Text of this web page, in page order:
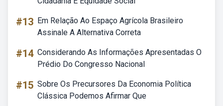
#13 Em Relação Ao Espaço Agrícola Brasileiro
Assinale A Alternativa Correta
#14 Considerando As Informações Apresentadas O
Prédio Do Congresso Nacional
#15 Sobre Os Precursores Da Economia Política
Clássica Podemos Afirmar Que